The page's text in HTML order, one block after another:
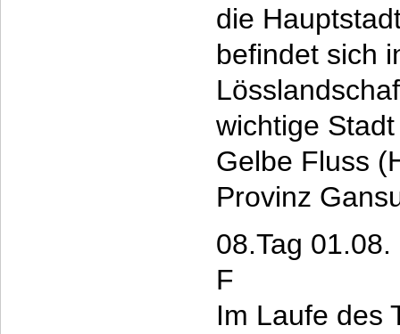
die
befindet sich
wichtige
Gelbe Fluss
Provinz
08.Tag
F
Im Laufe des